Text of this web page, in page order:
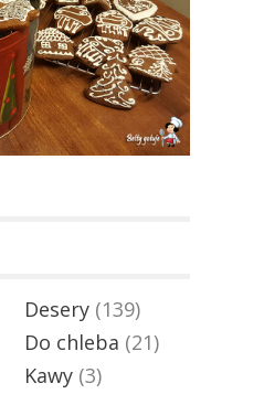
Desery (139)
Do chleba (21)
Kawy (3)